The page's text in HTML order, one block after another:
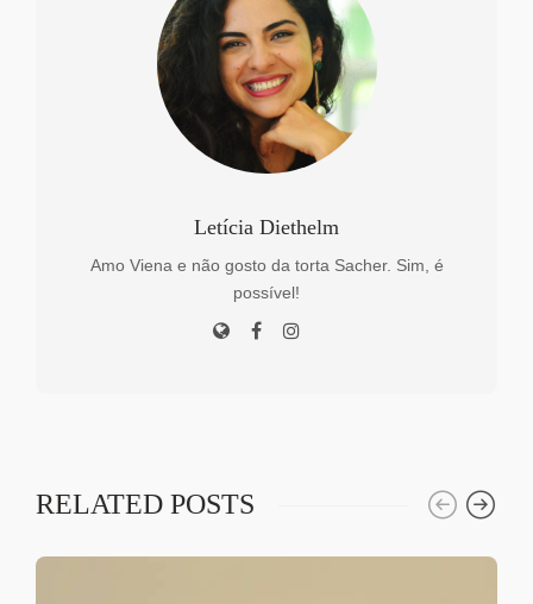
Letícia Diethelm
Amo Viena e não gosto da torta Sacher. Sim, é
possível!
RELATED POSTS